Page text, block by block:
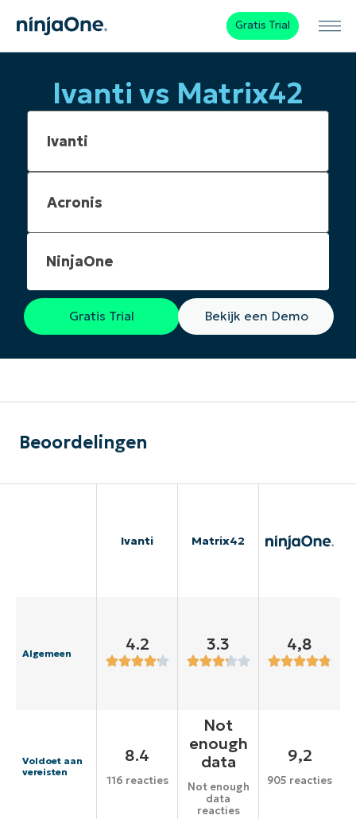
Gratis Trial
Ivanti vs Matrix42
NinjaOne
Gratis Trial Bekijk een Demo
Beoordelingen
Ivanti Matrix42
Algemeen 4.2 3.3 4,8
Voldoet aan
vereisten
8.4
116 reacties
Not
enough
data
Not enough
data
reacties
9,2
905 reacties